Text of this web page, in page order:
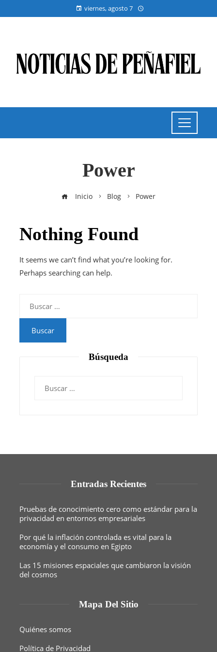
viernes, agosto 7
Power
Inicio Blog Power
Nothing Found
It seems we can’t find what you’re looking for.
Perhaps searching can help.
Búsqueda
Entradas Recientes
Pruebas de conocimiento cero como estándar para la
privacidad en entornos empresariales
Por qué la inflación controlada es vital para la
economía y el consumo en Egipto
Las 15 misiones espaciales que cambiaron la visión
del cosmos
Mapa Del Sitio
Quiénes somos
Política de Privacidad